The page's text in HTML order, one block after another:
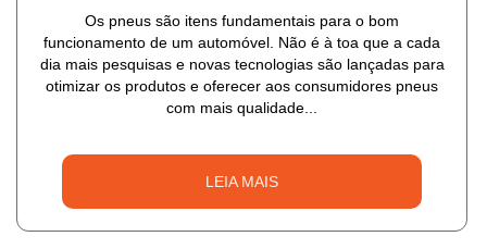
Os pneus são itens fundamentais para o bom
funcionamento de um automóvel. Não é à toa que a cada
dia mais pesquisas e novas tecnologias são lançadas para
otimizar os produtos e oferecer aos consumidores pneus
com mais qualidade...
LEIA MAIS